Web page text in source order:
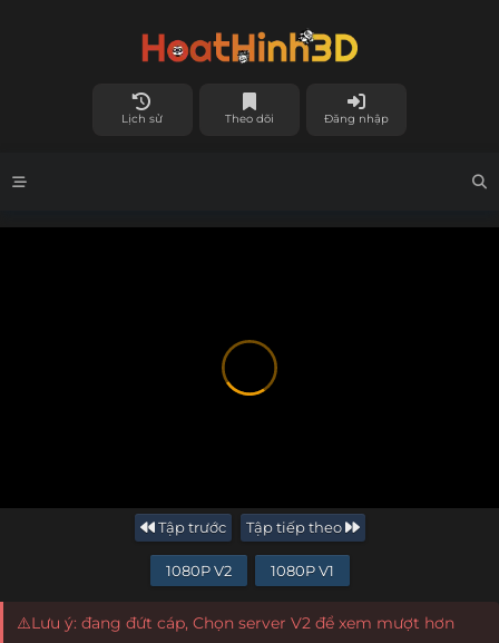
Lịch sử Theo dõi Đăng nhập
Tập trước Tập tiếp theo
1080P V2 1080P V1
⚠️Lưu ý: đang đứt cáp, Chọn server V2 để xem mượt hơn